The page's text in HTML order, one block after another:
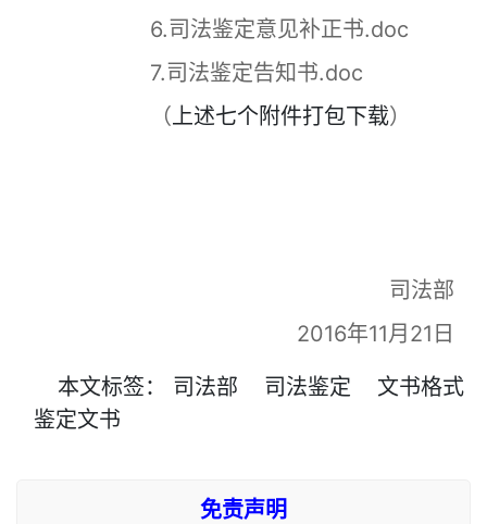
6.司法鉴定意见补正书.doc
7.司法鉴定告知书.doc
（上述七个附件打包下载）
司法部
2016年11月21日
本文标签： 司法部 司法鉴定
文书格式
鉴定文书
免责声明